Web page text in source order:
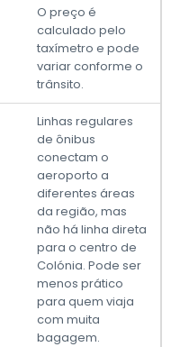
O preço é
calculado pelo
taxímetro e pode
variar conforme o
trânsito.
Linhas regulares
de ônibus
conectam o
aeroporto a
diferentes áreas
da região, mas
não há linha direta
para o centro de
Colónia. Pode ser
menos prático
para quem viaja
com muita
bagagem.